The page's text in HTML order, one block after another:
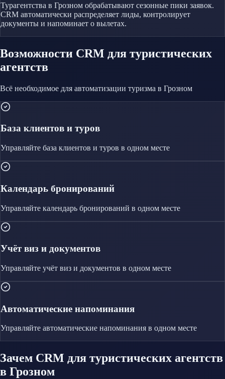
Турагентства в Грозном обрабатывают сезонные пики заявок.
CRM автоматически распределяет лиды, контролирует
документы и напоминает о вылетах.
Возможности CRM для туристических
агентств
Всё необходимое для автоматизации туризма в Грозном
База клиентов и туров
Управляйте база клиентов и туров в одном месте
Календарь бронирований
Управляйте календарь бронирований в одном месте
Учёт виз и документов
Управляйте учёт виз и документов в одном месте
Автоматические напоминания
Управляйте автоматические напоминания в одном месте
Зачем CRM для туристических агентств
в Грозном